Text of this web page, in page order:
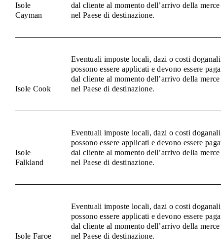
Isole
Cayman
dal cliente al momento dell’arrivo della merce
nel Paese di destinazione.
Isole Cook
Eventuali imposte locali, dazi o costi doganali
possono essere applicati e devono essere
dal cliente al momento dell’arrivo della merce
nel Paese di destinazione.
Isole
Falkland
Eventuali imposte locali, dazi o costi doganali
possono essere applicati e devono essere
dal cliente al momento dell’arrivo della merce
nel Paese di destinazione.
Isole Faroe
Eventuali imposte locali, dazi o costi doganali
possono essere applicati e devono essere
dal cliente al momento dell’arrivo della merce
nel Paese di destinazione.